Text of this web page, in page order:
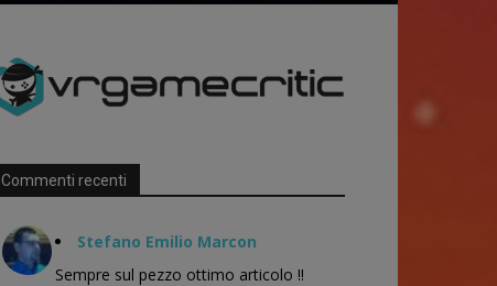
Commenti recenti
Stefano Emilio Marcon
Sempre sul pezzo ottimo articolo !!